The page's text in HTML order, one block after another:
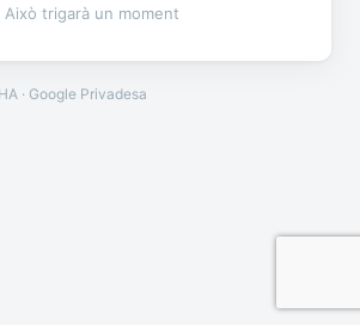
Això trigarà un moment
· Google Privadesa